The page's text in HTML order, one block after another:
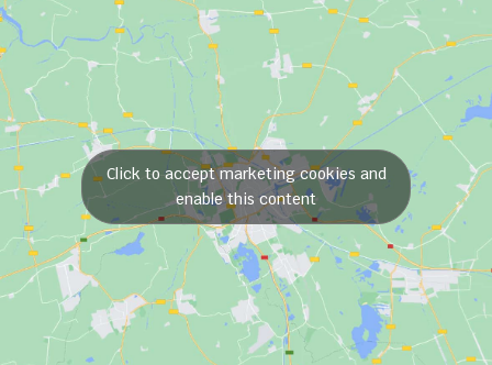
Click to accept marketing cookies and
enable this content